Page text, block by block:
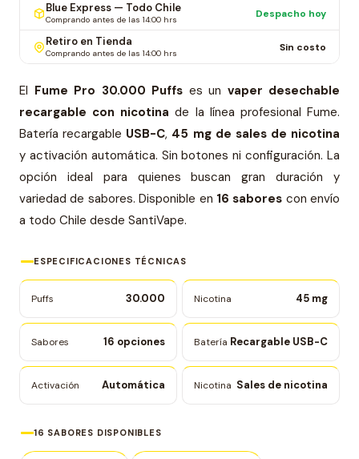
Blue Express — Todo Chile
Comprando antes de las 14:00 hrs Despacho hoy
Retiro en Tienda
Comprando antes de las 14:00 hrs Sin costo
El Fume Pro 30.000 Puffs es un vaper desechable
recargable con nicotina de la línea profesional Fume.
Batería recargable USB-C, 45 mg de sales de nicotina
y activación automática. Sin botones ni configuración. La
opción ideal para quienes buscan gran duración y
variedad de sabores. Disponible en 16 sabores con envío
a todo Chile desde SantiVape.
ESPECIFICACIONES TÉCNICAS
Puffs 30.000 Nicotina 45 mg
Sabores 16 opciones Batería Recargable USB-C
Activación Automática Nicotina Sales de nicotina
16 SABORES DISPONIBLES